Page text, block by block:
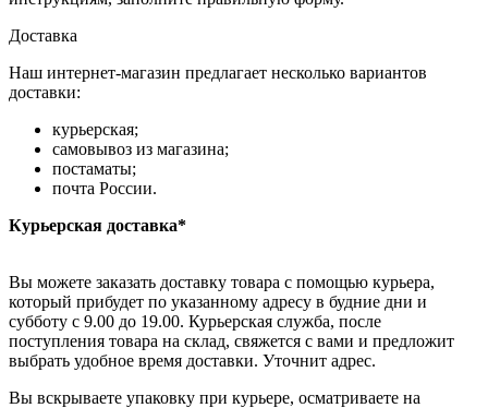
Доставка
Наш интернет-магазин предлагает несколько вариантов
доставки:
курьерская;
самовывоз из магазина;
постаматы;
почта России.
Курьерская доставка*
Вы можете заказать доставку товара с помощью курьера,
который прибудет по указанному адресу в будние дни и
субботу с 9.00 до 19.00. Курьерская служба, после
поступления товара на склад, свяжется с вами и предложит
выбрать удобное время доставки. Уточнит адрес.
Вы вскрываете упаковку при курьере, осматриваете на